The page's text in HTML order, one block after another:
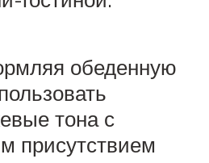
обеденную
тона с
присутствием